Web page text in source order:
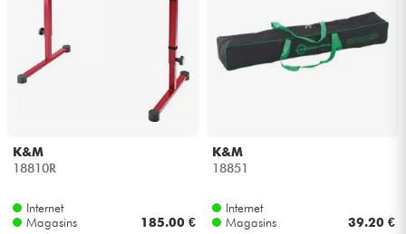
K&M
18810R
Internet
Magasins
185.00 €
K&M
18851
Internet
Magasins
39.20 €